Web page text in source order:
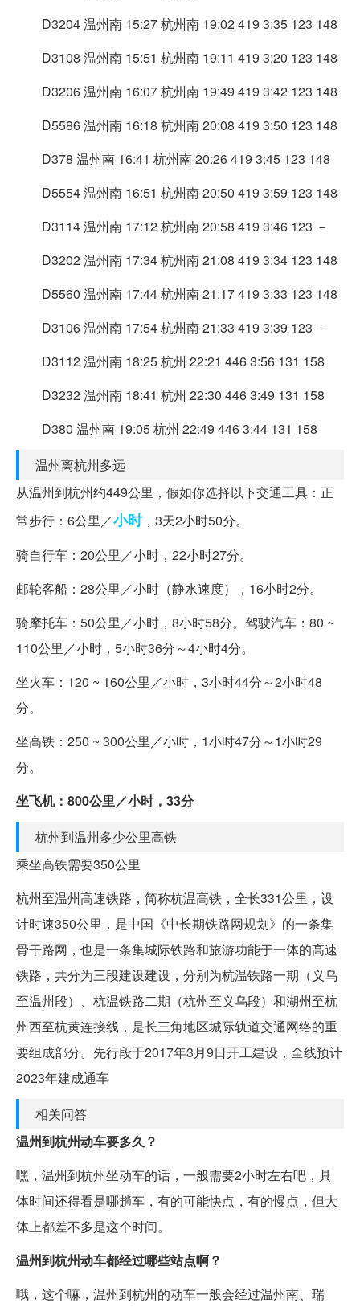
D3204 温州南 15:27 杭州南 19:02 419 3:35 123 148
D3108 温州南 15:51 杭州南 19:11 419 3:20 123 148
D3206 温州南 16:07 杭州南 19:49 419 3:42 123 148
D5586 温州南 16:18 杭州南 20:08 419 3:50 123 148
D378 温州南 16:41 杭州南 20:26 419 3:45 123 148
D5554 温州南 16:51 杭州南 20:50 419 3:59 123 148
D3114 温州南 17:12 杭州南 20:58 419 3:46 123 －
D3202 温州南 17:34 杭州南 21:08 419 3:34 123 148
D5560 温州南 17:44 杭州南 21:17 419 3:33 123 148
D3106 温州南 17:54 杭州南 21:33 419 3:39 123 －
D3112 温州南 18:25 杭州 22:21 446 3:56 131 158
D3232 温州南 18:41 杭州 22:30 446 3:49 131 158
D380 温州南 19:05 杭州 22:49 446 3:44 131 158
温州离杭州多远
从温州到杭州约449公里，假如你选择以下交通工具：正
常步行：6公里／小时，3天2小时50分。
骑自行车：20公里／小时，22小时27分。
邮轮客船：28公里／小时（静水速度），16小时2分。
骑摩托车：50公里／小时，8小时58分。驾驶汽车：80 ~
110公里／小时，5小时36分～4小时4分。
坐火车：120 ~ 160公里／小时，3小时44分～2小时48
分。
坐高铁：250 ~ 300公里／小时，1小时47分～1小时29
分。
坐飞机：800公里／小时，33分
杭州到温州多少公里高铁
乘坐高铁需要350公里
杭州至温州高速铁路，简称杭温高铁，全长331公里，设
计时速350公里，是中国《中长期铁路网规划》的一条集
骨干路网，也是一条集城际铁路和旅游功能于一体的高速
铁路，共分为三段建设建设，分别为杭温铁路一期（义乌
至温州段）、杭温铁路二期（杭州至义乌段）和湖州至杭
州西至杭黄连接线，是长三角地区城际轨道交通网络的重
要组成部分。先行段于2017年3月9日开工建设，全线预计
2023年建成通车
相关问答
温州到杭州动车要多久？
嘿，温州到杭州坐动车的话，一般需要2小时左右吧，具
体时间还得看是哪趟车，有的可能快点，有的慢点，但大
体上都差不多是这个时间。
温州到杭州动车都经过哪些站点啊？
哦，这个嘛，温州到杭州的动车一般会经过温州南、瑞